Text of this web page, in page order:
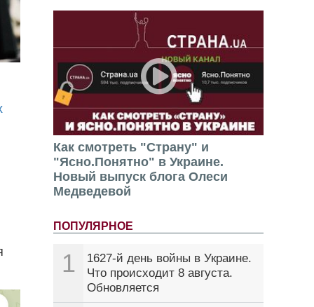
Как смотреть "Страну" и
"Ясно.Понятно" в Украине.
Новый выпуск блога Олеси
Медведевой
ПОПУЛЯРНОЕ
1
1627-й день войны в Украине.
Что происходит 8 августа.
Обновляется